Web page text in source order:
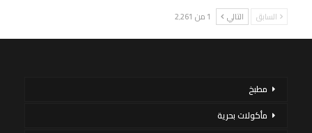
السابق التالي 1 من 2٬261
مطبخ
مأكولات بحرية